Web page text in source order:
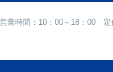
営業時間：10：00～18：00 定